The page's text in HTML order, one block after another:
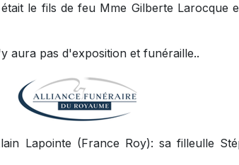
le fils de feu Mme Gilberte Larocque
aura pas d'exposition et funéraille..
Lapointe (France Roy): sa filleulle